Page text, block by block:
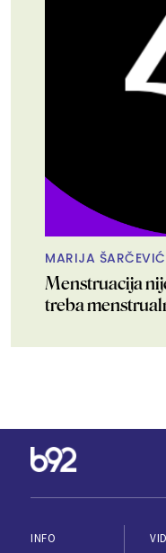
MARIJA ŠARČEVIĆ
Menstruacija
treba
INFO